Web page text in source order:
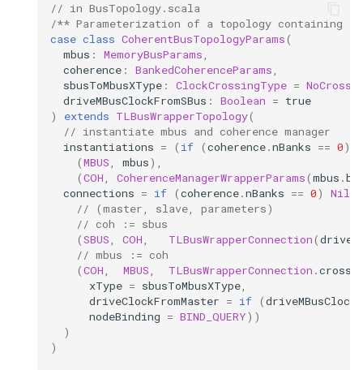
// in BusTopology.scala
/** Parameterization of a topology containing a
case class CoherentBusTopologyParams(
mbus : MemoryBusParams,
coherence : BankedCoherenceParams,
sbusToMbusXType : ClockCrossingType =
driveMBusClockFromSBus : Boolean = true
)
extends TLBusWrapperTopology(
// instantiate mbus and coherence manager
instantiations = ( if (coherence.nBanks == 0)
(MBUS, mbus),
(COH, CoherenceManagerWrapperParams(mbus .
connections = if (coherence.nBanks == 0) Nil
// (master, slave, parameters)
// coh := sbus
(SBUS, COH, TLBusWrapperConnection(
// mbus := coh
(COH, MBUS, TLBusWrapperConnection .
xType = sbusToMbusXType,
driveClockFromMaster = if (
nodeBinding = BIND_QUERY))
)
)